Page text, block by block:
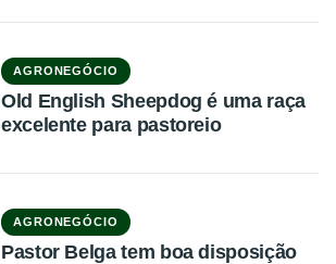
AGRONEGÓCIO
Old English Sheepdog é uma raça
excelente para pastoreio
AGRONEGÓCIO
Pastor Belga tem boa disposição